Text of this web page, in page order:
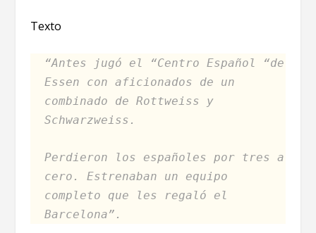
Texto
“Antes jugó el “Centro Español “de
Essen con aficionados de un
combinado de Rottweiss y
Schwarzweiss.
Perdieron los españoles por tres a
cero. Estrenaban un equipo
completo que les regaló el
Barcelona”.